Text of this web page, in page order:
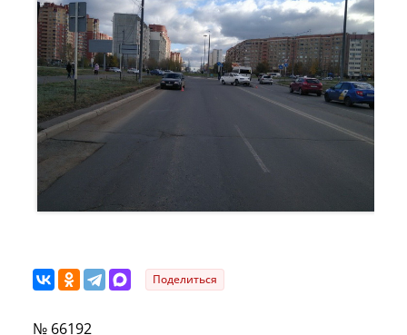
Поделиться
№ 66192